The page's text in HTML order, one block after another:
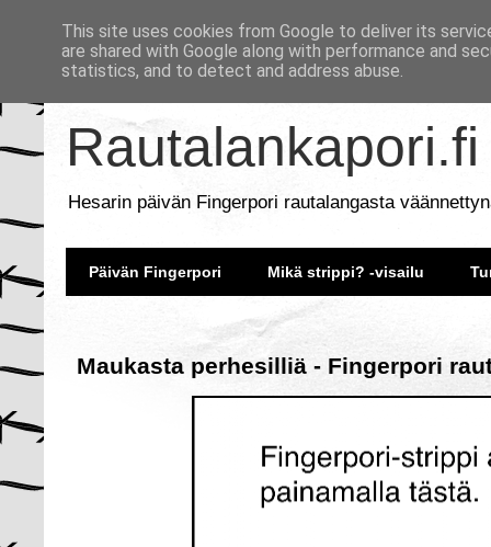
Rautalankapori.fi
Hesarin päivän Fingerpori rautalangasta
Päivän Fingerpori Mikä strippi? -visailu
Maukasta perhesilliä - Fingerpori
This site uses cookies from Google to deliver its
are shared with Google along with performance and
statistics, and to detect and address abuse.